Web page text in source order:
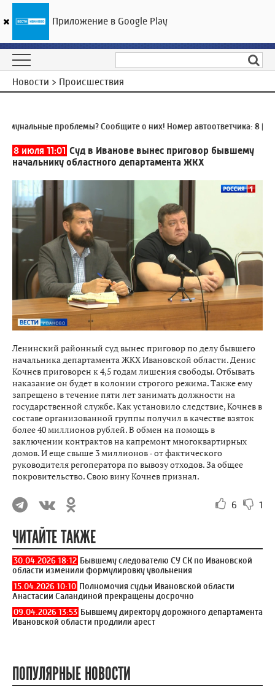
ГТРК «Ивтелерадио»
Новости > Происшествия
проблемы? Сообщите о них! Номер автоответчика:8
8 июля 11:01 Суд в Иванове вынес приговор бывшему
начальнику областного департамента ЖКХ
Ленинский районный суд вынес приговор по делу бывшего
начальника департамента ЖКХ Ивановской области. Денис
Кочнев приговорен к 4,5 годам лишения свободы. Отбывать
наказание он будет в колонии строгого режима. Также ему
запрещено в течение пяти лет занимать должности на
государственной службе. Как установило следствие, Кочнев в
составе организованной группы получил в качестве взяток
более 40 миллионов рублей. В обмен на помощь в
заключении контрактов на капремонт многоквартирных
домов. И еще свыше 3 миллионов - от фактического
руководителя регоператора по вывозу отходов. За общее
покровительство. Свою вину Кочнев признал.
6 1
ЧИТАЙТЕ ТАКЖЕ
30.04.2026 18:12 Бывшему следователю СУ СК по Ивановской
области изменили формулировку увольнения
15.04.2026 10:10 Полномочия судьи Ивановской области
Анастасии Саландиной прекращены досрочно
09.04.2026 13:53 Бывшему директору дорожного департамента
Ивановской области продлили арест
ПОПУЛЯРНЫЕ НОВОСТИ
Приложение в Google Play